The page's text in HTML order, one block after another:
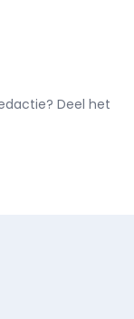
Deel het